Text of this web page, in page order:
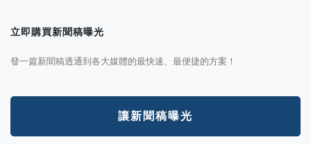
立即購買新聞稿曝光
發一篇新聞稿透通到各大媒體的最快速、最便捷的方案！
讓新聞稿曝光